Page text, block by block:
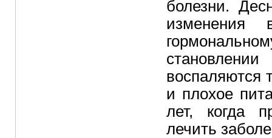
болезни.
изменения
воспаляются
и плохое
лет, когда
лечить